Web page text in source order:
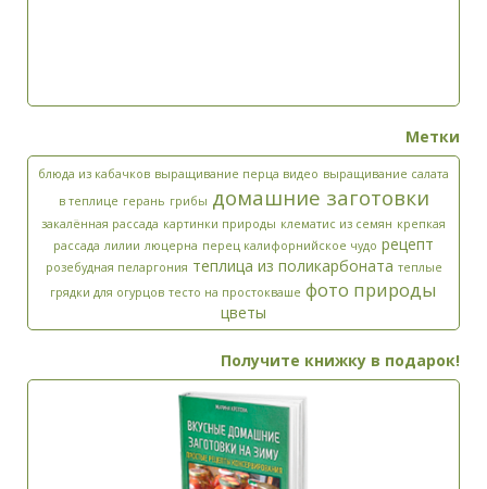
Метки
блюда из кабачков выращивание перца видео выращивание салата
в теплице герань грибы домашние заготовки
закалённая рассада картинки природы клематис из семян крепкая
рассада лилии люцерна перец калифорнийское чудо рецепт
розебудная пеларгония теплица из поликарбоната теплые
грядки для огурцов тесто на простокваше фото природы
цветы
Получите книжку в подарок!